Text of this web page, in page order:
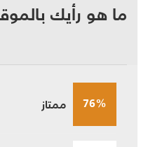
ما هو رأيك
76% ممتاز